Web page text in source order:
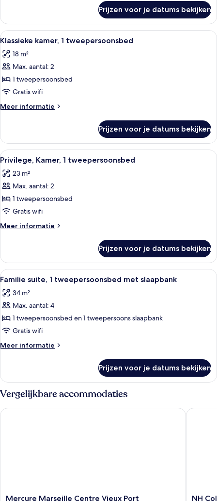
kamer,
eenpersoonsbedden
Prijzen voor je datums bekijken
Alle
foto's
voor
Klassieke
kamer,
1
tweepersoonsbed
laden
Een hotelkamer met een bed, een
4
Klassieke kamer, 1 tweepersoonsbed
18 m²
Max. aantal: 2
1 tweepersoonsbed
Gratis wifi
Meer informatie
Meer
kamer,
tweepersoonsbed
Prijzen voor je datums bekijken
Alle
foto's
voor
Privilege,
Kamer,
1
tweepersoonsbed
laden
Een hotelkamer met een groot bed,
6
Privilege, Kamer, 1 tweepersoonsbed
23 m²
Max. aantal: 2
1 tweepersoonsbed
Gratis wifi
Meer informatie
Meer
Kamer,
tweepersoonsbed
Prijzen voor je datums bekijken
Alle
foto's
voor
Familie
suite,
1
tweepersoonsbed
met
laden
Familie suite, 1 tweepersoonsbed
7
Familie suite, 1 tweepersoonsbed met slaapbank
34 m²
Max. aantal: 4
1 tweepersoonsbed en 1 tweepersoons slaapbank
Gratis wifi
Meer informatie
Meer
suite,
tweepersoonsbed
slaapbank
Prijzen voor je datums bekijken
Vergelijkbare accommodaties
Mercure
Mercure Marseille Centre Vieux Port
Mercure Marseille Centre Vieux Port
NH
NH
NH